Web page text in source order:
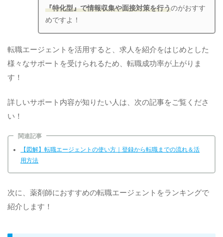
『特化型』で情報収集や面接対策を行うのがおすす
めですよ！
転職エージェントを活用すると、求人を紹介をはじめとした
様々なサポートを受けられるため、転職成功率が上がりま
す！
詳しいサポート内容が知りたい人は、次の記事をご覧くださ
い！
関連記事
【図解】転職エージェントの使い方｜登録から転職までの流れ＆活
用方法
次に、薬剤師におすすめの転職エージェントをランキングで
紹介します！